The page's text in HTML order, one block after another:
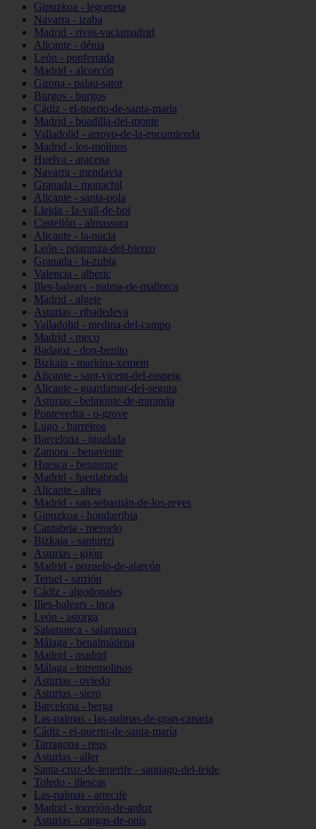
Gipuzkoa - legorreta
Navarra - izaba
Madrid - rivas-vaciamadrid
Alicante - dénia
León - ponferrada
Madrid - alcorcón
Girona - palau-sator
Burgos - burgos
Cádiz - el-puerto-de-santa-maría
Madrid - boadilla-del-monte
Valladolid - arroyo-de-la-encomienda
Madrid - los-molinos
Huelva - aracena
Navarra - mendavia
Granada - monachil
Alicante - santa-pola
Lleida - la-vall-de-boí
Castellón - almassora
Alicante - la-nucia
León - priaranza-del-bierzo
Granada - la-zubia
Valencia - alberic
Illes-balears - palma-de-mallorca
Madrid - algete
Asturias - ribadedeva
Valladolid - medina-del-campo
Madrid - meco
Badajoz - don-benito
Bizkaia - markina-xemein
Alicante - sant-vicent-del-raspeig
Alicante - guardamar-del-segura
Asturias - belmonte-de-miranda
Pontevedra - o-grove
Lugo - barreiros
Barcelona - igualada
Zamora - benavente
Huesca - benasque
Madrid - fuenlabrada
Alicante - altea
Madrid - san-sebastián-de-los-reyes
Gipuzkoa - hondarribia
Cantabria - meruelo
Bizkaia - santurtzi
Asturias - gijón
Madrid - pozuelo-de-alarcón
Teruel - sarrión
Cádiz - algodonales
Illes-balears - inca
León - astorga
Salamanca - salamanca
Málaga - benalmádena
Madrid - madrid
Málaga - torremolinos
Asturias - oviedo
Asturias - siero
Barcelona - berga
Las-palmas - las-palmas-de-gran-canaria
Cádiz - el-puerto-de-santa-maría
Tarragona - reus
Asturias - aller
Santa-cruz-de-tenerife - santiago-del-teide
Toledo - illescas
Las-palmas - arrecife
Madrid - torrejón-de-ardoz
Asturias - cangas-de-onís